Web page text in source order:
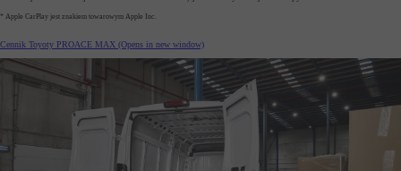
* Apple CarPlay jest znakiem towarowym Apple Inc.
Cennik Toyoty PROACE MAX (Opens in new window)